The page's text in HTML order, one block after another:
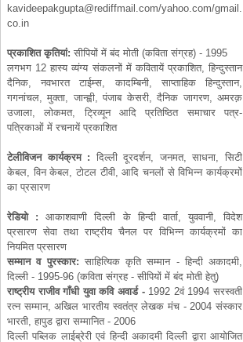
kavideepakgupta@rediffmail.com/yahoo.com/gmail.
co.in
प्रकाशित कृतियां: सीपियों में बंद मोती (कविता संग्रह) - 1995
लगभग 12 हास्य व्यंग्य संकलनों में कवितायें प्रकाशित, हिन्दुस्तान
दैनिक, नवभारत टाईम्स, कादम्बिनी, साप्ताहिक हिन्दुस्तान,
गगनांचल, मुक्ता, जान्ह्वी, पंजाब केसरी, दैनिक जागरण, अमरक़
उजाला, लोकमत, ट्रिव्यून आदि प्रतिष्ठित समाचार पत्र-
पत्रिकाओं में रचनायें प्रकाशित
टेलीविजन कार्यक्रम: दिल्ली दूरदर्शन, जनमत, साधना, सिटी
केबल, विन केबल, टोटल टीवी, आदि चनलों से विभिन्न कार्यक्रमों
का प्रसारण
रेडियो: आकाशवाणी दिल्ली के हिन्दी वार्ता, युववानी, विदेश
प्रसारण सेवा तथा राष्ट्रीय चैनल पर विभिन्न कार्यक्रमों का
नियमित प्रसारण
सम्मान व पुरस्कार: साहित्यिक कृति सम्मान - हिन्दी अकादमी,
दिल्ली - 1995-96 (कविता संग्रह - सीपियों में बंद मोती हेतु)
राष्ट्रीय राजीव गाँधी युवा कवि अवार्ड-1992 2वं 1994 सरस्वती
रत्न सम्मान, अखिल भारतीय स्वतंत्र लेखक मंच - 2004 संस्कार
भारती, हापुड द्वारा सम्मानित - 2006
दिल्ली पब्लिक लाईब्रेरी एवं हिन्दी अकादमी दिल्ली द्वारा आयोजित